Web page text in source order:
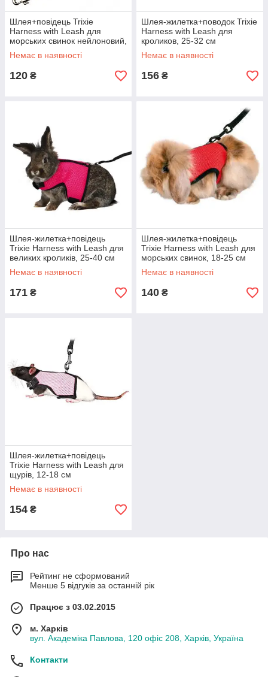
Шлея+повідець Trixie
Harness with Leash для
морських свинок нейлоновий,
з малюнком, 21-35 см
Немає в наявності
120 ₴
Шлея-жилетка+поводок Trixie
Harness with Leash для
кроликов, 25-32 см
Немає в наявності
156 ₴
Шлея-жилетка+повідець
Trixie Harness with Leash для
великих кроликів, 25-40 см
Немає в наявності
171 ₴
Шлея-жилетка+повідець
Trixie Harness with Leash для
морських свинок, 18-25 см
Немає в наявності
140 ₴
Шлея-жилетка+повідець
Trixie Harness with Leash для
щурів, 12-18 см
Немає в наявності
154 ₴
Про нас
Рейтинг не сформований
Менше 5 відгуків за останній рік
Працює з 03.02.2015
м. Харків
вул. Академіка Павлова, 120 офіс 208, Харків, Україна
Контакти